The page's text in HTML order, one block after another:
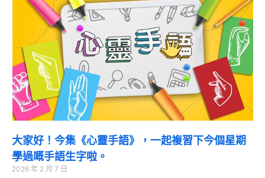
大家好！今集《心靈手語》，一起複習下今個星期
學過嘅手語生字啦。
2026 年 2 月 7 日